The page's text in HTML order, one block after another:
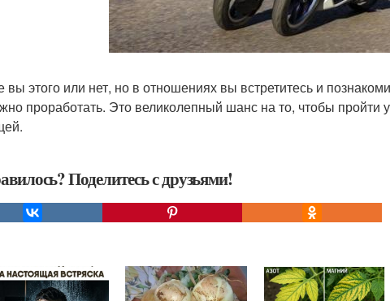
вы этого или нет, но в отношениях вы встретитесь и
проработать. Это великолепный шанс на то, чтобы пройти
Поделитесь с друзьями!